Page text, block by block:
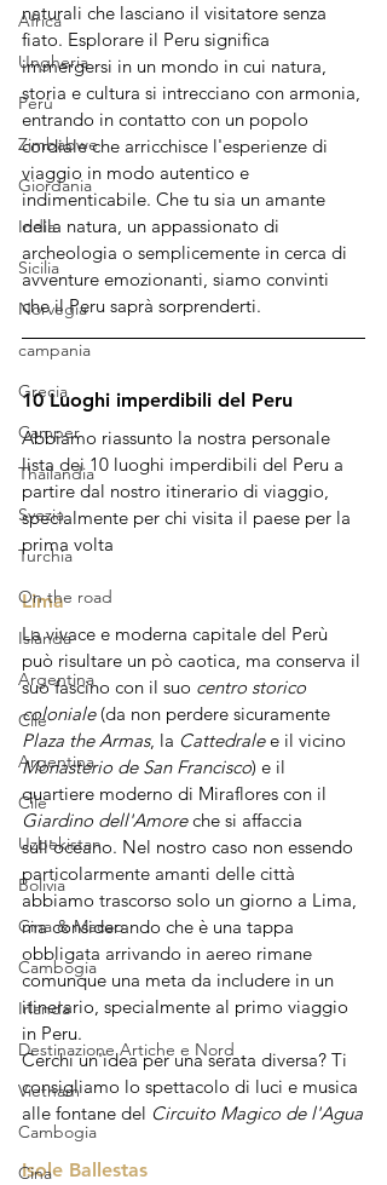
Africa
Ungheria
Perù
Zimbabwe
Giordania
India
Sicilia
Norvegia
campania
Grecia
Camper
Thailandia
Svezia
Turchia
On the road
Islanda
Argentina
Cile
Argentina
Cile
Uzbekistan
Bolivia
Cina & Macao
Cambogia
Irlanda
Destinazione Artiche e Nord
Vietnam
Cambogia
Cina
naturali che lasciano il visitatore senza
fiato. Esplorare il Peru significa
immergersi in un mondo in cui natura,
storia e cultura si intrecciano con armonia,
entrando in contatto con un popolo
cordiale che arricchisce l'esperienze di
viaggio in modo autentico e
indimenticabile. Che tu sia un amante
della natura, un appassionato di
archeologia o semplicemente in cerca di
avventure emozionanti, siamo convinti
che il Peru saprà sorprenderti.
10 Luoghi imperdibili del Peru
Abbiamo riassunto la nostra personale
lista dei 10 luoghi imperdibili del Peru a
partire dal nostro itinerario di viaggio,
specialmente per chi visita il paese per la
prima volta
Lima
La vivace e moderna capitale del Perù
può risultare un pò caotica, ma conserva il
suo fascino con il suo centro storico
coloniale (da non perdere sicuramente
Plaza the Armas, la Cattedrale e il vicino
Monasterio de San Francisco) e il
quartiere moderno di Miraflores con il
Giardino dell'Amore che si affaccia
sull'oceano. Nel nostro caso non essendo
particolarmente amanti delle città
abbiamo trascorso solo un giorno a Lima,
ma considerando che è una tappa
obbligata arrivando in aereo rimane
comunque una meta da includere in un
itinerario, specialmente al primo viaggio
in Peru.
Cerchi un'idea per una serata diversa? Ti
consigliamo lo spettacolo di luci e musica
alle fontane del Circuito Magico de l'Agua
Isole Ballestas